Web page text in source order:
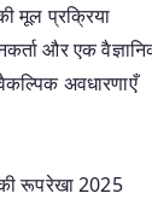
मूल प्रक्रिया
और एक
अवधारणाएँ
की रूपरेखा 2025